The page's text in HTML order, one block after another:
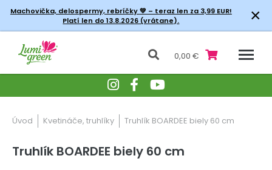
Machovička, delospermy, rebríčky💚 – teraz len za 3,99 EUR!
Platí len do 13.8.2026 (vrátane).
×
0,00 €
Úvod Kvetináče, truhlíky Truhlík BOARDEE biely 60 cm
Truhlík BOARDEE biely 60 cm